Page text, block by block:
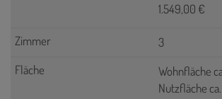
1.549,00 €
3
Wohnfläche
Nutzfläche